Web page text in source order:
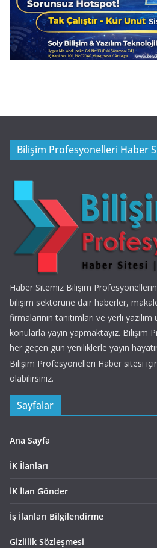
Bilişim Profesyonelleri Haber
Haber Sitemiz Bilişim
bilişim sektörüne dair haberler,
firmalarının tanıtımları ve yerli
konularla yayın yapmaktayız. Bilişim
her geçen gün yeniliklerle yayın
Bilişim Profesyonelleri Haber sitesi
olabilirsiniz.
Sayfalar
Ana Sayfa
İK İlanları
İK İlan Gönder
İş İlanları Bilgilendirme
Gizlilik Sözleşmesi